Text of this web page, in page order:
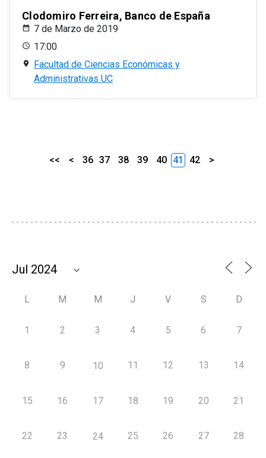
Clodomiro Ferreira, Banco de España
7 de Marzo de 2019
17:00
Facultad de Ciencias Económicas y
Administrativas UC
<< < 36 37 38 39 40 41 42 >
L M M J V S D
1 2 3 4 5 6 7
8 9 10 11 12 13 14
15 16 17 18 19 20 21
22 23 24 25 26 27 28